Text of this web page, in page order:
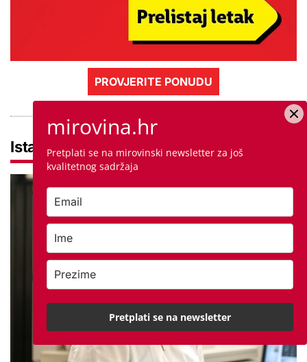
PROVJERITE PONUDU
Istaknuto
mirovina.hr
Pretplati se na mirovinski newsletter za još
kvalitetnog sadržaja
Pretplati se na newsletter